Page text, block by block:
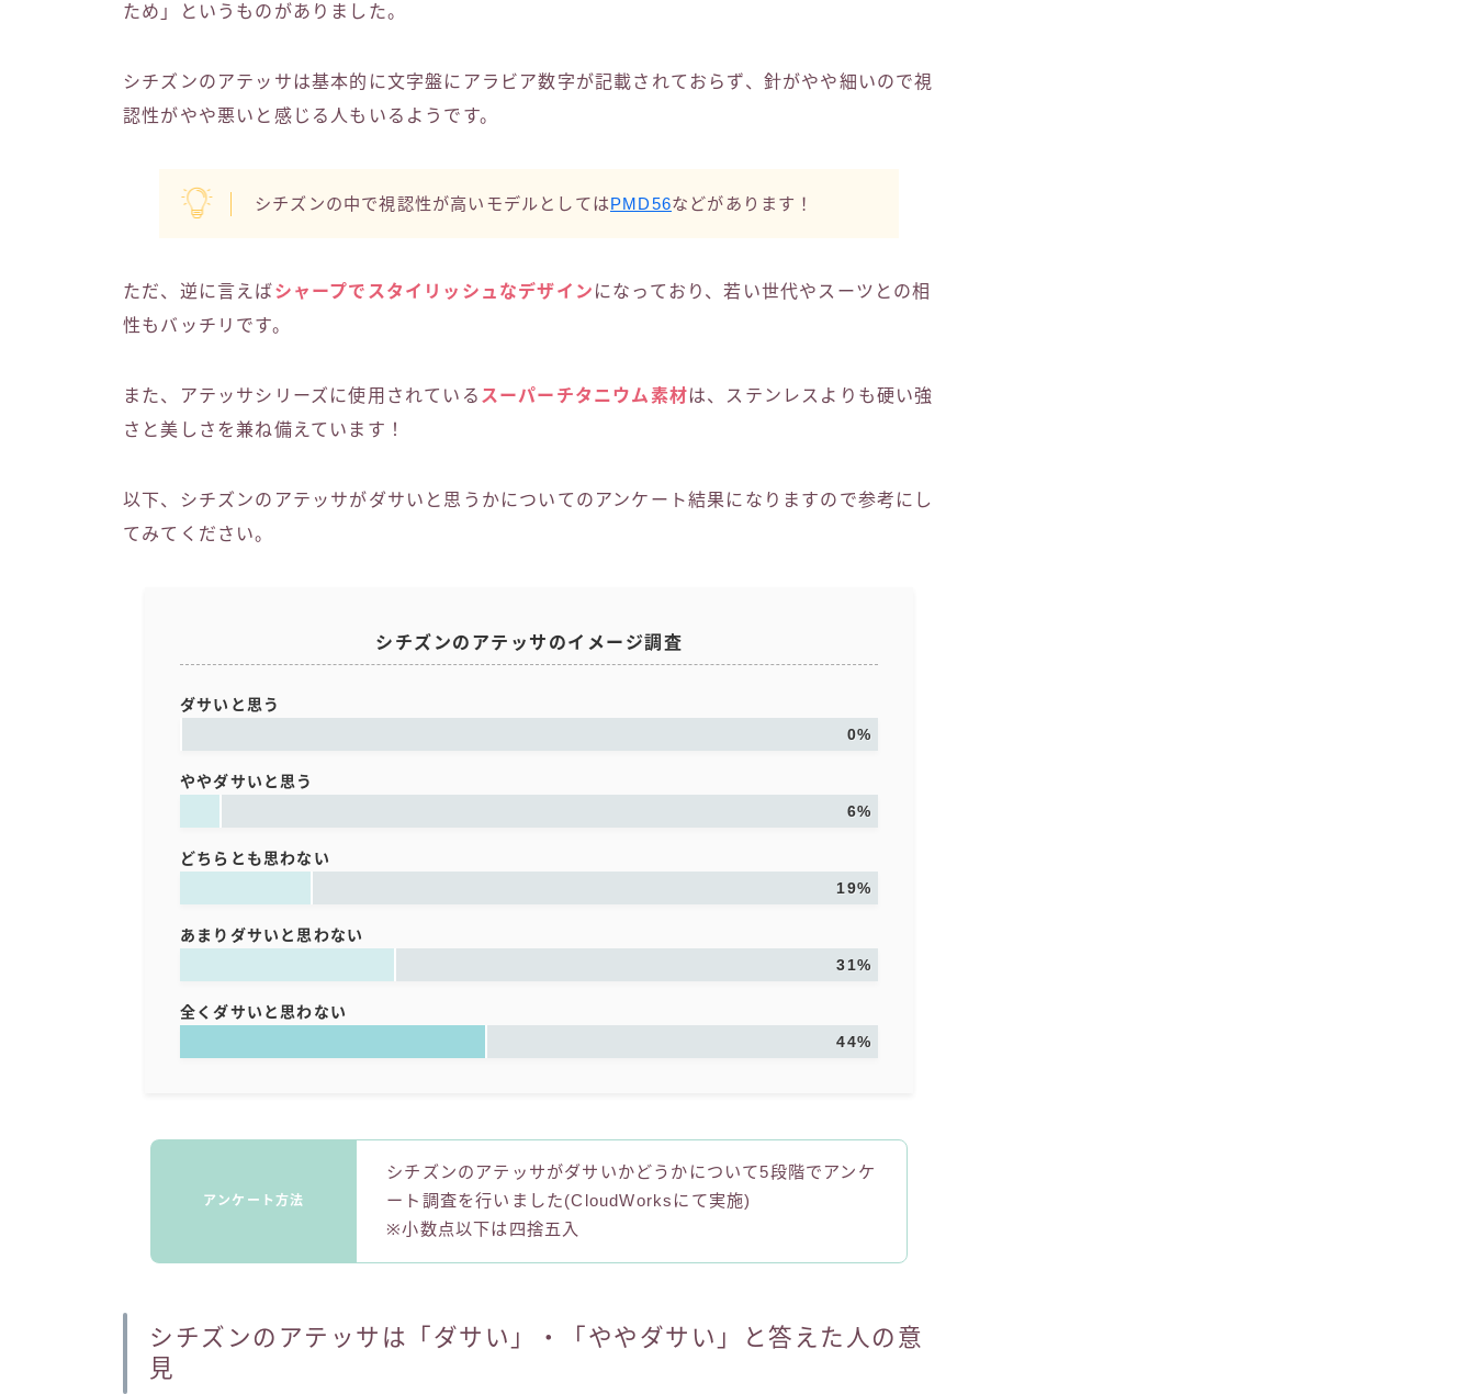
ため」というものがありました。
シチズンのアテッサは基本的に文字盤にアラビア数字が記載されておらず、針がやや細いので視
認性がやや悪いと感じる人もいるようです。
シチズンの中で視認性が高いモデルとしてはPMD56などがあります！
ただ、逆に言えばシャープでスタイリッシュなデザイン になっており、若い世代やスーツとの相
性もバッチリです。
また、アテッサシリーズに使用されている スーパーチタニウム素材は、ステンレスよりも硬い強
さと美しさを兼ね備えています！
以下、シチズンのアテッサがダサいと思うかについてのアンケート結果になりますので参考にし
てみてください。
シチズンのアテッサのイメージ調査
ダサいと思う
0%
ややダサいと思う
6%
どちらとも思わない
19%
あまりダサいと思わない
31%
全くダサいと思わない
44%
アンケート方法
シチズンのアテッサがダサいかどうかについて5段階でアンケ
ート調査を行いました(CloudWorksにて実施)
※小数点以下は四捨五入
シチズンのアテッサは「ダサい」・「ややダサい」と答えた人の意
見